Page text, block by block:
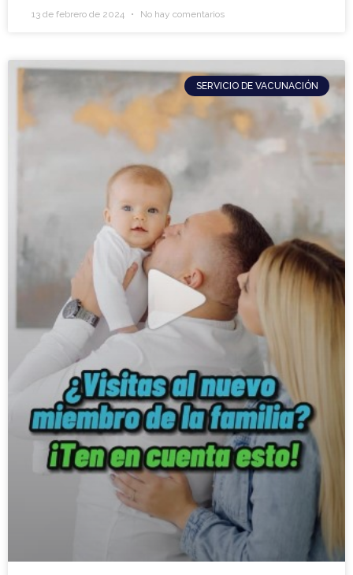
13 de febrero de 2024 No hay comentarios
SERVICIO DE VACUNACIÓN